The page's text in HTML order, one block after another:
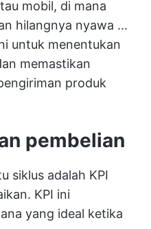
mobil, di mana
hilangnya nyawa ...
untuk menentukan
memastikan
produk
pembelian
siklus adalah KPI
KPI ini
yang ideal ketika